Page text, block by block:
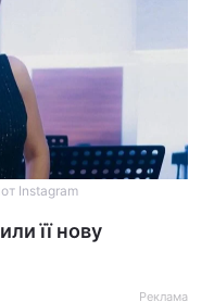
Instagram
її нову
Реклама